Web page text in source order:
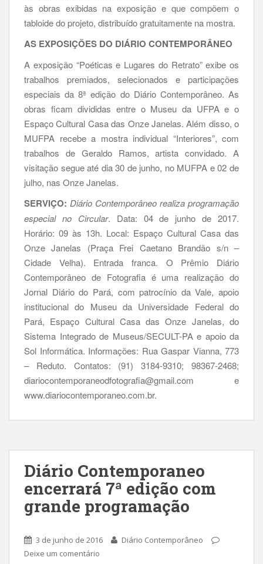
às obras exibidas na exposição e que compõem o
tabloide do projeto, distribuído gratuitamente na mostra.
AS EXPOSIÇÕES DO DIÁRIO CONTEMPORÂNEO
A exposição “Poéticas e Lugares do Retrato” exibe os
trabalhos premiados, selecionados e participações
especiais da 8ª edição do Diário Contemporâneo. As
obras ficam divididas entre o Museu da UFPA e o
Espaço Cultural Casa das Onze Janelas. Além disso, o
MUFPA recebe a mostra individual “Interiores”, com
trabalhos de Geraldo Ramos, artista convidado. A
visitação segue até dia 30 de junho, no MUFPA e 02 de
julho, nas Onze Janelas.
SERVIÇO: Diário Contemporâneo realiza programação
especial no Circular. Data: 04 de junho de 2017.
Horário: 09 às 13h. Local: Espaço Cultural Casa das
Onze Janelas (Praça Frei Caetano Brandão s/n –
Cidade Velha). Entrada franca. O Prêmio Diário
Contemporâneo de Fotografia é uma realização do
Jornal Diário do Pará, com patrocínio da Vale, apoio
institucional do Museu da Universidade Federal do
Pará, Espaço Cultural Casa das Onze Janelas, do
Sistema Integrado de Museus/SECULT-PA e apoio da
Sol Informática. Informações: Rua Gaspar Vianna, 773
– Reduto. Contatos: (91) 3184-9310; 98367-2468;
diariocontemporaneodfotografia@gmail.com e
www.diariocontemporaneo.com.br.
Diário Contemporaneo
encerrará 7ª edição com
grande programação
3 de junho de 2016
Diário Contemporâneo
Deixe um comentário